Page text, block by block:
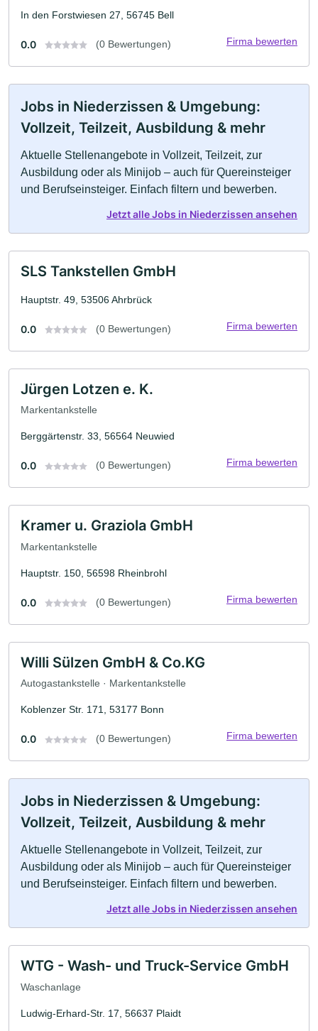
In den Forstwiesen 27, 56745 Bell
0.0 (0 Bewertungen) Firma bewerten
Jobs in Niederzissen & Umgebung:
Vollzeit, Teilzeit, Ausbildung & mehr
Aktuelle Stellenangebote in Vollzeit, Teilzeit, zur
Ausbildung oder als Minijob – auch für Quereinsteiger
und Berufseinsteiger. Einfach filtern und bewerben.
Jetzt alle Jobs in Niederzissen ansehen
SLS Tankstellen GmbH
Hauptstr. 49, 53506 Ahrbrück
0.0 (0 Bewertungen) Firma bewerten
Jürgen Lotzen e. K.
Markentankstelle
Berggärtenstr. 33, 56564 Neuwied
0.0 (0 Bewertungen) Firma bewerten
Kramer u. Graziola GmbH
Markentankstelle
Hauptstr. 150, 56598 Rheinbrohl
0.0 (0 Bewertungen) Firma bewerten
Willi Sülzen GmbH & Co.KG
Autogastankstelle · Markentankstelle
Koblenzer Str. 171, 53177 Bonn
0.0 (0 Bewertungen) Firma bewerten
Jobs in Niederzissen & Umgebung:
Vollzeit, Teilzeit, Ausbildung & mehr
Aktuelle Stellenangebote in Vollzeit, Teilzeit, zur
Ausbildung oder als Minijob – auch für Quereinsteiger
und Berufseinsteiger. Einfach filtern und bewerben.
Jetzt alle Jobs in Niederzissen ansehen
WTG - Wash- und Truck-Service GmbH
Waschanlage
Ludwig-Erhard-Str. 17, 56637 Plaidt